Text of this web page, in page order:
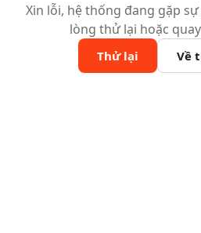
Xin lỗi, hệ thống đang gặp
lòng thử lại hoặc
Thử lại Về